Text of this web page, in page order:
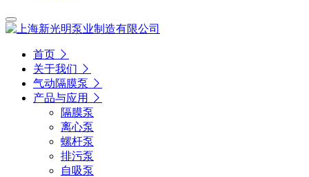
首页
关于我们
气动隔膜泵
产品与应用
隔膜泵
离心泵
螺杆泵
排污泵
自吸泵